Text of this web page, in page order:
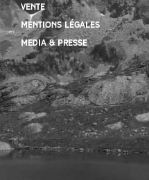
vente
mentions légales
Media & presse